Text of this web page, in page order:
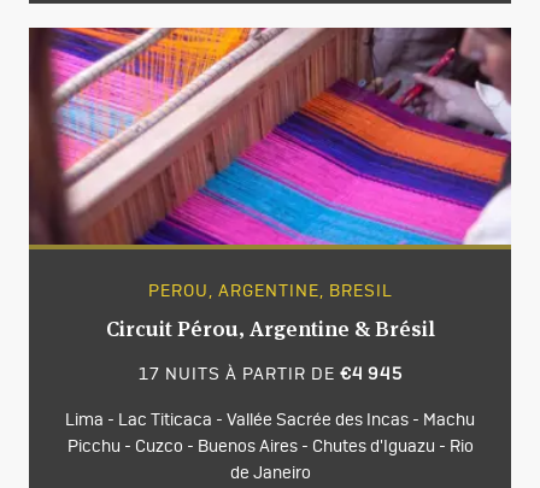
PEROU, ARGENTINE, BRESIL
Circuit Pérou, Argentine & Brésil
17 NUITS À PARTIR DE €4 945
Lima - Lac Titicaca - Vallée Sacrée des Incas - Machu
Picchu - Cuzco - Buenos Aires - Chutes d'Iguazu - Rio
de Janeiro